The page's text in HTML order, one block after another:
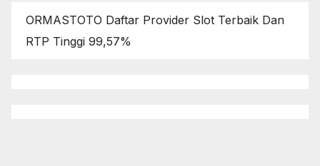
ORMASTOTO Daftar Provider Slot Terbaik Dan
RTP Tinggi 99,57%